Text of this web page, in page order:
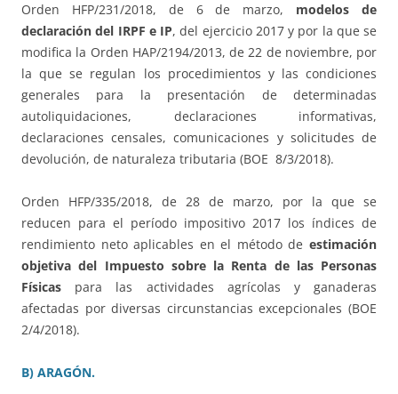
Orden HFP/231/2018, de 6 de marzo, modelos de
declaración del IRPF e IP, del ejercicio 2017 y por la que se
modifica la Orden HAP/2194/2013, de 22 de noviembre, por
la que se regulan los procedimientos y las condiciones
generales para la presentación de determinadas
autoliquidaciones, declaraciones informativas,
declaraciones censales, comunicaciones y solicitudes de
devolución, de naturaleza tributaria (BOE 8/3/2018).
Orden HFP/335/2018, de 28 de marzo, por la que se
reducen para el período impositivo 2017 los índices de
rendimiento neto aplicables en el método de estimación
objetiva del Impuesto sobre la Renta de las Personas
Físicas para las actividades agrícolas y ganaderas
afectadas por diversas circunstancias excepcionales (BOE
2/4/2018).
B) ARAGÓN.